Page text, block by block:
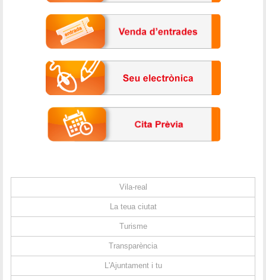
Vila-real
La teua ciutat
Turisme
Transparència
L'Ajuntament i tu